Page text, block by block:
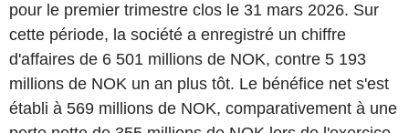
pour le premier trimestre clos le 31 mars 2026. Sur
cette période, la société a enregistré un chiffre
d'affaires de 6 501 millions de NOK, contre 5 193
millions de NOK un an plus tôt. Le bénéfice net s'est
établi à 569 millions de NOK, comparativement à une